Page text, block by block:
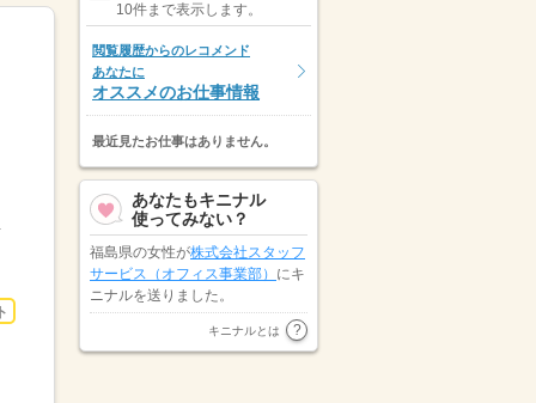
する 食事...
10件まで表示します。
閲覧履歴からのレコメンド
あなたに
オススメのお仕事情報
最近見たお仕事はありません。
あなたもキニナル
使ってみない？
福島県の女性が株式会社スタッフ
サービス（オフィス事業部） にキ
ニナルを送りました。
株式会社リクルー
トスタッフィング（東日本エリ
キニナルとは